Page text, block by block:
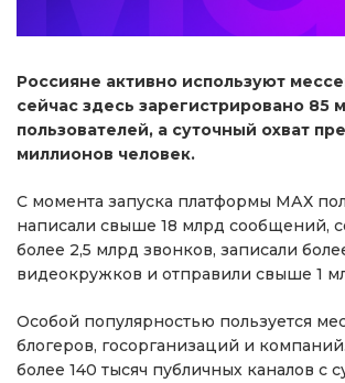
Россияне активно используют
сейчас здесь зарегистрировано 85
пользователей, а суточный охват
миллионов человек.
С момента запуска платформы МАХ
написали свыше 18 млрд сообщений,
более 2,5 млрд звонков, записали
видеокружков и отправили свыше 1
Особой популярностью пользуется
блогеров, госорганизаций и
более 140 тысяч публичных каналов с